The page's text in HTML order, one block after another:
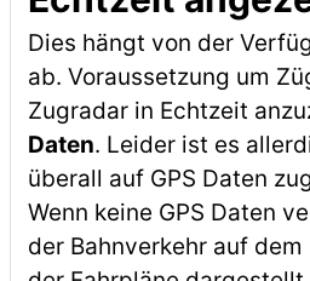
Dies hängt von der
ab. Voraussetzung um
Zugradar in Echtzeit
Daten. Leider ist es
überall auf GPS Daten
Wenn keine GPS Daten
der Bahnverkehr auf